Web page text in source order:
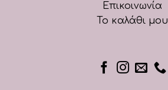
Επικοινωνία
Το καλάθι μου